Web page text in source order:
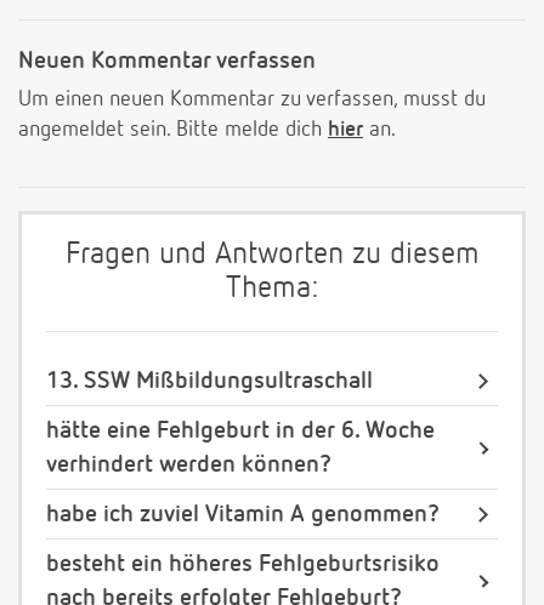
Neuen Kommentar verfassen
Um einen neuen Kommentar zu verfassen, musst du
angemeldet sein. Bitte melde dich hier an.
Fragen und Antworten zu diesem
Thema:
13. SSW Mißbildungsultraschall
hätte eine Fehlgeburt in der 6. Woche
verhindert werden können?
habe ich zuviel Vitamin A genommen?
besteht ein höheres Fehlgeburtsrisiko
nach bereits erfolgter Fehlgeburt?